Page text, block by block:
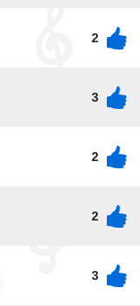
2
3
2
2
3